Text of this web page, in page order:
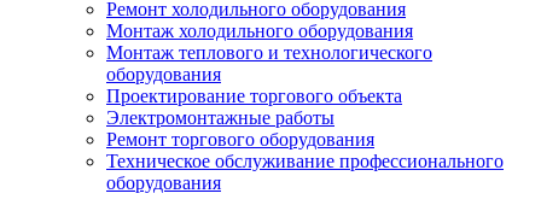
Ремонт холодильного оборудования
Монтаж холодильного оборудования
Монтаж теплового и технологического
оборудования
Проектирование торгового объекта
Электромонтажные работы
Ремонт торгового оборудования
Техническое обслуживание профессионального
оборудования